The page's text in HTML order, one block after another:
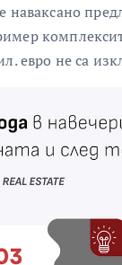
наваксано
евро не са